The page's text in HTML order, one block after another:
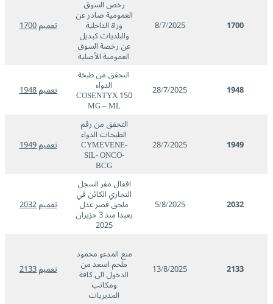
1700
8/7/2025
رخص السوق
العمومية صادر عن
وزاة الداخلية
والبلديات كبديل
عن رخصة السوق
العمومية الأصلية
تعميم 1700
1948
28/7/2025
التحقق من طبخة
الدواء
COSENTYX 150
MG – ML
تعميم 1948
1949
28/7/2025
التحقق من رقم
الطبخات الدواء
CYMEVENE-
SIL- ONCO-
BCG
تعميم 1949
2032
5/8/2025
اقفال مقر السجل
التجاري الكائن في
ملحق قصر عدل
بعبدا منذ 3 حزيران
2025
تعميم 2032
2133
13/8/2025
منع المدعو محمود
ملحم اسعد من
الدخول الى كافة
ومكاتب
المديريات
تعميم 2133